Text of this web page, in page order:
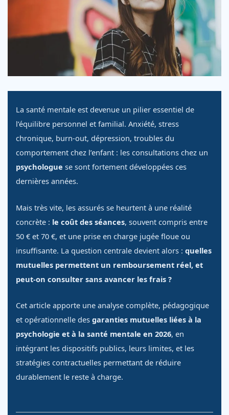
La santé mentale est devenue un pilier essentiel de
l’équilibre personnel et familial. Anxiété, stress
chronique, burn-out, dépression, troubles du
comportement chez l’enfant : les consultations chez un
psychologue se sont fortement développées ces
dernières années.
Mais très vite, les assurés se heurtent à une réalité
concrète : le coût des séances, souvent compris entre
50 € et 70 €, et une prise en charge jugée floue ou
insuffisante. La question centrale devient alors : quelles
mutuelles permettent un remboursement réel, et
peut-on consulter sans avancer les frais ?
Cet article apporte une analyse complète, pédagogique
et opérationnelle des garanties mutuelles liées à la
psychologie et à la santé mentale en 2026, en
intégrant les dispositifs publics, leurs limites, et les
stratégies contractuelles permettant de réduire
durablement le reste à charge.